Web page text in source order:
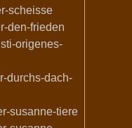
scheisse
den-frieden
origenes-
durchs-dach-
susanne-tiere